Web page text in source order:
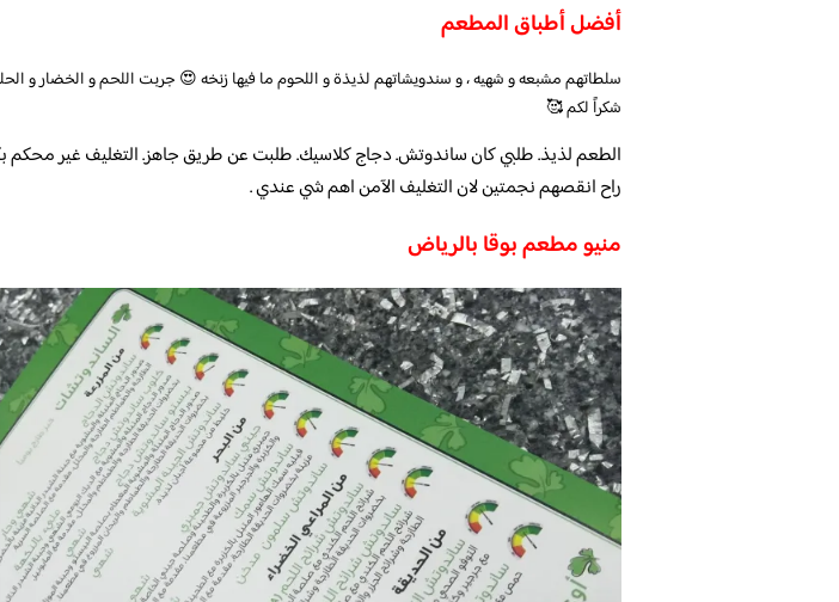
أفضل أطباق المطعم
سلطاتهم مشبعه و شهيه ، و سندويشاتهم لذيذة و اللحوم ما فيها زنخه 😍 جربت اللحم و الخضار و
شكراً لكم 🥰
الطعم لذيذ. طلبي كان ساندوتش. دجاج كلاسيك. طلبت عن طريق جاهز. التغليف غير محكم
راح انقصهم نجمتين لان التغليف الآمن اهم شي عندي .
منيو مطعم بوقا بالرياض